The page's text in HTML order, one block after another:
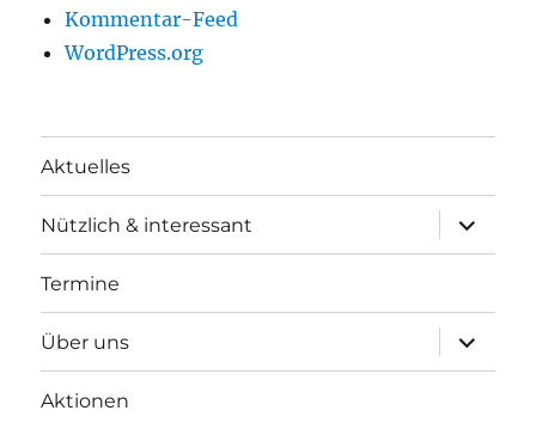
Kommentar-Feed
WordPress.org
Aktuelles
Nützlich & interessant
anzeigen
Termine
Über uns
anzeigen
Aktionen